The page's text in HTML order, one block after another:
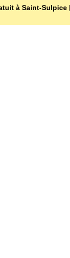
à Saint-Sulpice